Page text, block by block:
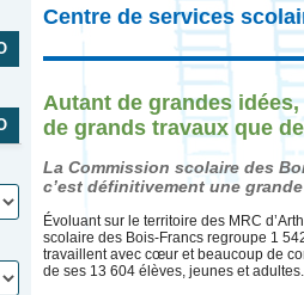
Centre de services
Autant de grandes
de grands travaux que
La Commission scolaire des
c’est définitivement une
Évoluant sur le territoire des MRC
scolaire des Bois-Francs regroupe 1
travaillent avec cœur et beaucoup de
de ses 13 604 élèves, jeunes et adultes.